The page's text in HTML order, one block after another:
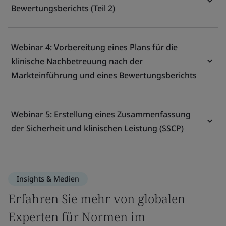
Bewertungsberichts (Teil 2)
Webinar 4: Vorbereitung eines Plans für die
klinische Nachbetreuung nach der
Markteinführung und eines Bewertungsberichts
Webinar 5: Erstellung eines Zusammenfassung
der Sicherheit und klinischen Leistung (SSCP)
Insights & Medien
Erfahren Sie mehr von globalen
Experten für Normen im